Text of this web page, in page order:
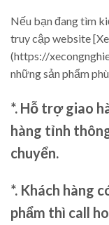
Nếu bạn đang tìm
truy cập website
(https://
những sản phẩm
*. Hỗ trợ giao
hàng tỉnh
chuyển.
*. Khách hàng
phẩm thì call